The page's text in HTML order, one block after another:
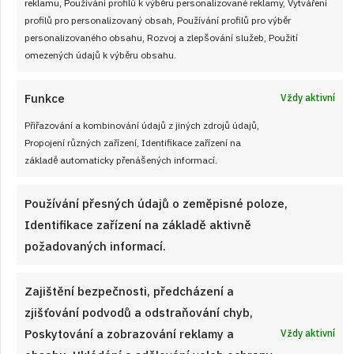
profilů pro personalizovaný obsah, Používání profilů pro výběr
personalizovaného obsahu, Rozvoj a zlepšování služeb, Použití
omezených údajů k výběru obsahu.
Funkce Vždy aktivní
Přiřazování a kombinování údajů z jiných zdrojů údajů,
Propojení různých zařízení, Identifikace zařízení na
základě automaticky přenášených informací.
Používání přesných údajů o zeměpisné poloze,
Identifikace zařízení na základě aktivně
požadovaných informací.
Zajištění bezpečnosti, předcházení a
zjišťování podvodů a odstraňování chyb,
Poskytování a zobrazování reklamy a
Vždy aktivní